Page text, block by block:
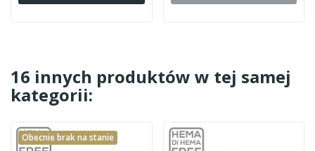
16 innych produktów w tej samej
kategorii:
Obecnie brak na stanie